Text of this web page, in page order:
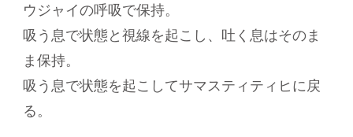
ウジャイの呼吸で保持。
吸う息で状態と視線を起こし、吐く息はそのま
ま保持。
吸う息で状態を起こしてサマスティティヒに戻
る。